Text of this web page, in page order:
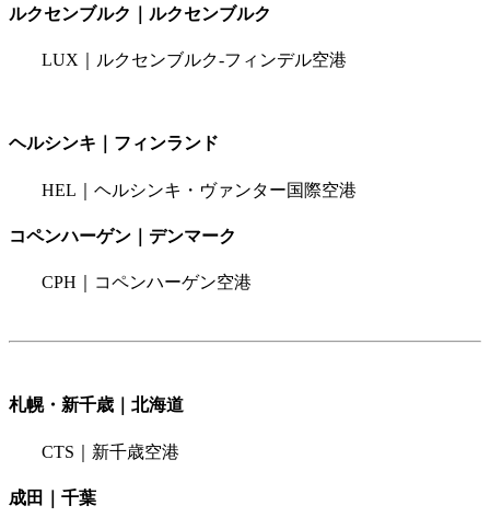
ルクセンブルク｜ルクセンブルク
LUX｜ルクセンブルク-フィンデル空港
ヘルシンキ｜フィンランド
HEL｜ヘルシンキ・ヴァンター国際空港
コペンハーゲン｜デンマーク
CPH｜コペンハーゲン空港
札幌・新千歳｜北海道
CTS｜新千歳空港
成田｜千葉